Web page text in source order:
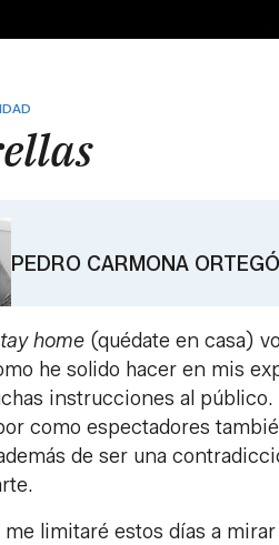
PEDRO CARMONA
home (quédate en casa)
he solido hacer en mis
instrucciones al
como espectadores
de ser una
limitaré estos días a